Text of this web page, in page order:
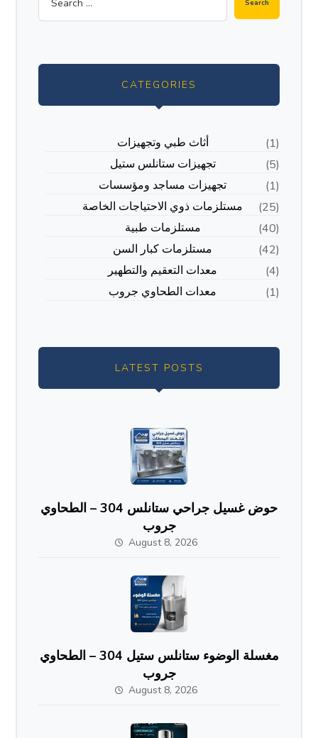
CATEGORIES
أثاث طبي وتجهيزات
(1)
تجهيزات ستانلس ستيل
(5)
تجهيزات مساجد ومؤسسات
(1)
مستلزمات ذوي الاحتياجات الخاصة
(25)
مستلزمات طبية
(40)
مستلزمات كبار السن
(42)
معدات التعقيم والتطهير
(4)
معدات الطحاوي جروب
(1)
LATEST POSTS
حوض غسيل جراحي ستانلس 304 – الطحاوي
جروب
August 8, 2026
مغسلة الوضوء ستانلس ستيل 304 – الطحاوي
جروب
August 8, 2026